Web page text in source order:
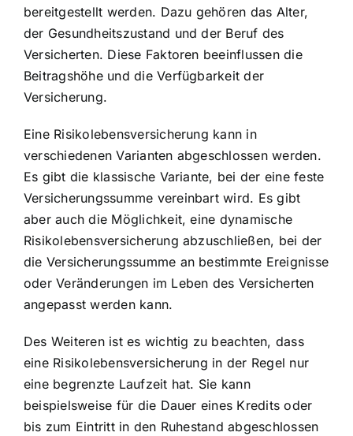
bereitgestellt werden. Dazu gehören das Alter,
der Gesundheitszustand und der Beruf des
Versicherten. Diese Faktoren beeinflussen die
Beitragshöhe und die Verfügbarkeit der
Versicherung.
Eine Risikolebensversicherung kann in
verschiedenen Varianten abgeschlossen werden.
Es gibt die klassische Variante, bei der eine feste
Versicherungssumme vereinbart wird. Es gibt
aber auch die Möglichkeit, eine dynamische
Risikolebensversicherung abzuschließen, bei der
die Versicherungssumme an bestimmte Ereignisse
oder Veränderungen im Leben des Versicherten
angepasst werden kann.
Des Weiteren ist es wichtig zu beachten, dass
eine Risikolebensversicherung in der Regel nur
eine begrenzte Laufzeit hat. Sie kann
beispielsweise für die Dauer eines Kredits oder
bis zum Eintritt in den Ruhestand abgeschlossen